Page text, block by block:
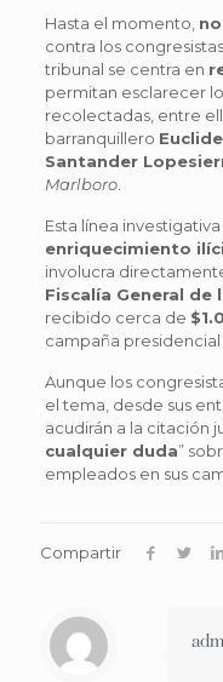
Hasta el momento,
contra los
tribunal se centra en
permitan esclarecer
recolectadas, entre
barranquillero
Santander
Marlboro.
Esta línea
enriquecimiento
involucra
Fiscalía General de
recibido cerca de
campaña presidencial
Aunque los
el tema, desde sus
acudirán a la citación
cualquier duda”
empleados en sus
Compartir